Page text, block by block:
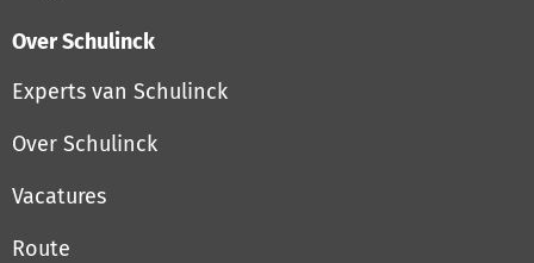
Over Schulinck
Experts van Schulinck
Over Schulinck
Vacatures
Route